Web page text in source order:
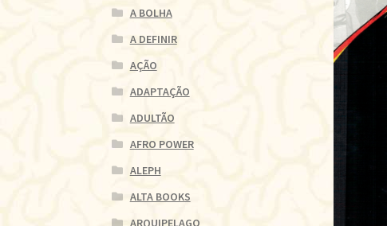
A BOLHA
A DEFINIR
AÇÃO
ADAPTAÇÃO
ADULTÃO
AFRO POWER
ALEPH
ALTA BOOKS
ARQUIPELAGO